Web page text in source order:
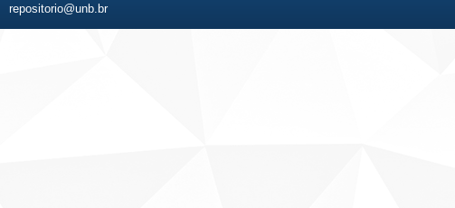
repositorio@unb.br